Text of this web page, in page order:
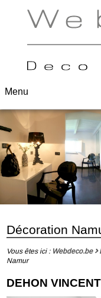
Menu
Décoration
Vous êtes ici : Webdeco.be
Namur
DEHON